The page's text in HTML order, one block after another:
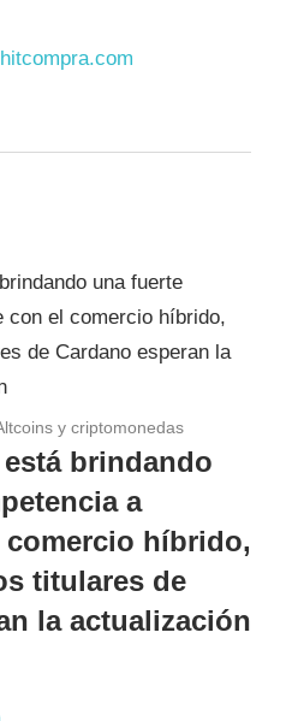
y criptomonedas
brindando
a
híbrido,
titulares de
la actualización